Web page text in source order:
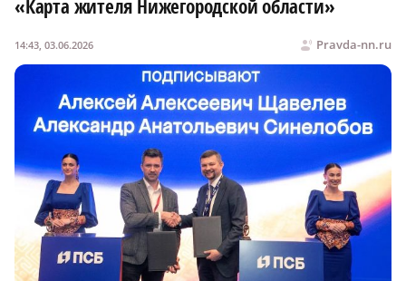
«Карта жителя Нижегородской области»
Pravda-nn.ru
14:43, 03.06.2026